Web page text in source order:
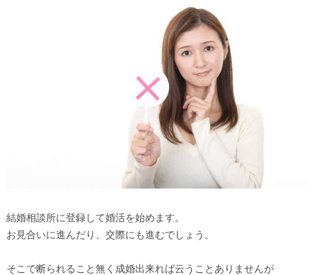
結婚相談所に登録して婚活を始めます。
お見合いに進んだり、交際にも進むでしょう。
そこで断られること無く成婚出来れば云うことありませんが